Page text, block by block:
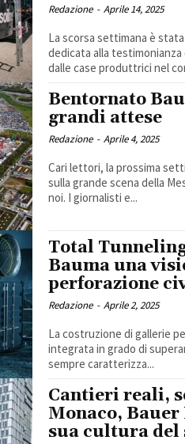
Redazione - Aprile 14, 2025
La scorsa settimana è
dedicata alla
dalle case produttrici nel
Bentornato
grandi attese
Redazione - Aprile 4, 2025
Cari lettori, la prossima settimana avrà inizio la 34ª edizione del Bauma,
sulla grande scena della
noi. I giornalisti e...
Total
Bauma una
perforazione
Redazione - Aprile 2, 2025
La costruzione di gallerie
integrata in grado di
sempre caratterizza...
Cantieri reali,
Monaco,
sua cultura del